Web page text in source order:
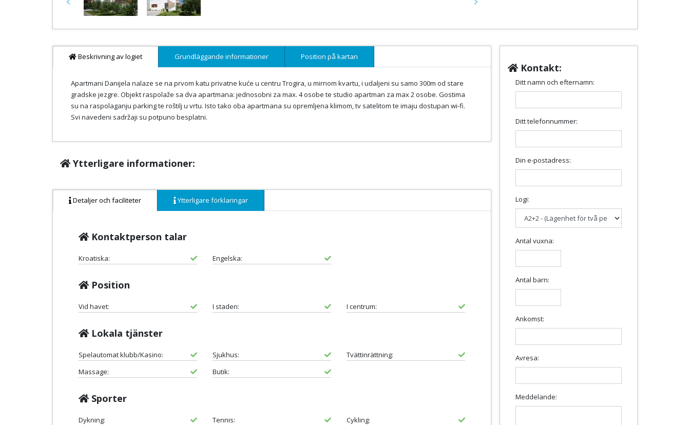
Previous Next
Beskrivning av logiet Grundläggande informationer Position på kartan
Apartmani Danijela nalaze se na prvom katu privatne kuće u centru Trogira, u mirnom kvartu, i udaljeni su samo 300m od stare
gradske jezgre. Objekt raspolaže sa dva apartmana: jednosobni za max. 4 osobe te studio apartman za max 2 osobe. Gostima
su na raspolaganju parking te roštilj u vrtu. Isto tako oba apartmana su opremljena klimom, tv satelitom te imaju dostupan wi-fi.
Svi navedeni sadržaji su potpuno besplatni.
Ytterligare informationer:
Detaljer och faciliteter Ytterligare förklaringar
Kontaktperson talar
Kroatiska: Engelska:
Position
Vid havet: I staden: I centrum:
Lokala tjänster
Spelautomat klubb/Kasino: Sjukhus:
Tvättinrättning:
Massage:
Butik:
Sporter
Dykning: Tennis:
Cykling:
Kontakt:
Ditt namn och efternamn:
Ditt telefonnummer:
Din e-postadress:
Logi:
Antal vuxna:
Antal barn:
Ankomst:
Avresa:
Meddelande: